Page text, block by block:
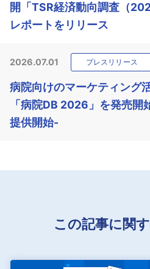
開「TSR経済動向調査（
レポートをリリース
2026.07.01 プレスリリース
病院向けのマーケティング
「病院DB 2026」を発売
提供開始-
この記事に関